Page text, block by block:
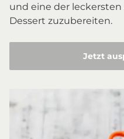
und eine der
Dessert zuzubereiten.
Jetzt